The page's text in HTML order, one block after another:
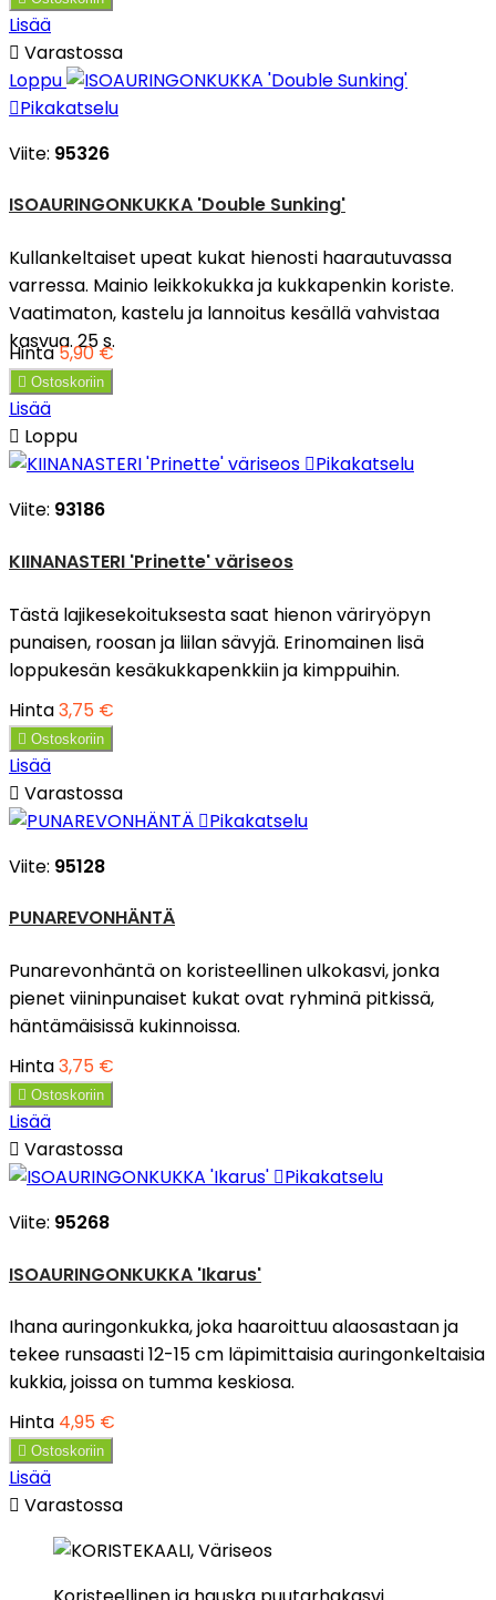
Lisää
 Varastossa
Loppu
Pikakatselu
Viite: 95326
ISOAURINGONKUKKA 'Double Sunking'
Kullankeltaiset upeat kukat hienosti haarautuvassa
varressa. Mainio leikkokukka ja kukkapenkin koriste.
Vaatimaton, kastelu ja lannoitus kesällä vahvistaa
kasvua. 25 s.
Hinta 5,90 €
 Ostoskoriin
Lisää
 Loppu
Pikakatselu
Viite: 93186
KIINANASTERI 'Prinette' väriseos
Tästä lajikesekoituksesta saat hienon väriryöpyn
punaisen, roosan ja liilan sävyjä. Erinomainen lisä
loppukesän kesäkukkapenkkiin ja kimppuihin.
Hinta3,75 €
 Ostoskoriin
Lisää
 Varastossa
Pikakatselu
Viite: 95128
PUNAREVONHÄNTÄ
Punarevonhäntä on koristeellinen ulkokasvi, jonka
pienet viininpunaiset kukat ovat ryhminä pitkissä,
häntämäisissä kukinnoissa.
Hinta3,75 €
 Ostoskoriin
Lisää
 Varastossa
Pikakatselu
Viite: 95268
ISOAURINGONKUKKA 'Ikarus'
Ihana auringonkukka, joka haaroittuu alaosastaan ja
tekee runsaasti 12-15 cm läpimittaisia auringonkeltaisia
kukkia, joissa on tumma keskiosa.
Hinta 4,95 €
 Ostoskoriin
Lisää
 Varastossa